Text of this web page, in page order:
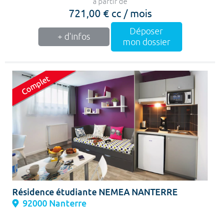
721,00 € cc / mois
+ d'infos
Déposer
mon dossier
Résidence étudiante NEMEA NANTERRE
92000 Nanterre